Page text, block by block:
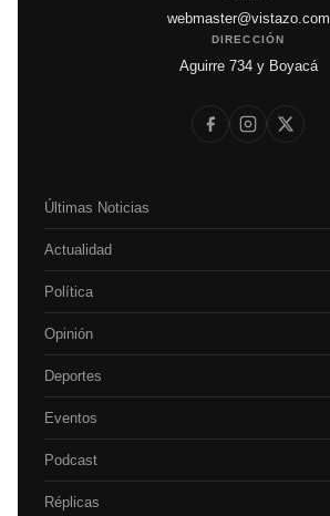
webmaster@vistazo.com
DIRECCIÓN
Aguirre 734 y Boyacá
Últimas Noticias
Actualidad
Política
Opinión
Deportes
Eventos
Podcast
Réplicas